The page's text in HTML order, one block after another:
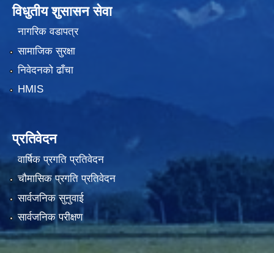
विधुतीय शुसासन सेवा
नागरिक वडापत्र
सामाजिक सुरक्षा
निवेदनको ढाँचा
HMIS
प्रतिवेदन
वार्षिक प्रगति प्रतिवेदन
चौमासिक प्रगति प्रतिवेदन
सार्वजनिक सुनुवाई
सार्वजनिक परीक्षण